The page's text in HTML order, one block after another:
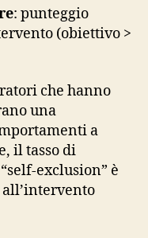
: punteggio
(obiettivo >
che hanno
una
a
il tasso di
è
all’intervento